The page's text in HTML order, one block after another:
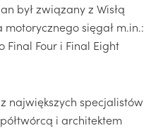
był związany z Wisłą
sięgał m.in.:
Final Four i Final Eight
największych specjalistów
i architektem